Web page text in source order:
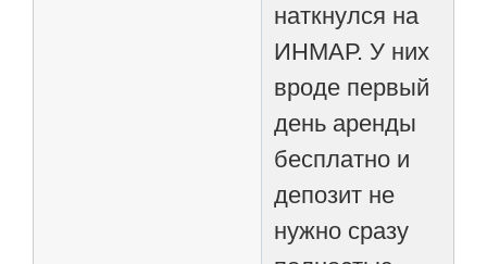
наткнулся на
ИНМАР. У них
вроде первый
день аренды
бесплатно и
депозит не
нужно сразу